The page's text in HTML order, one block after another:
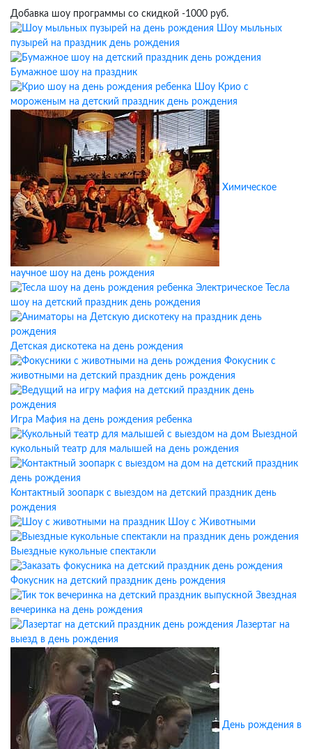
Добавка шоу программы со скидкой -1000 руб.
Шоу мыльных
пузырей на праздник день рождения
Бумажное шоу на праздник
Шоу Крио с
мороженым на детский праздник день рождения
Химическое
научное шоу на день рождения
Электрическое Тесла
шоу на детский праздник день рождения
Детская дискотека на день рождения
Фокусник с
животными на детский праздник день рождения
Игра Мафия на день рождения ребенка
Выездной
кукольный театр для малышей на день рождения
Контактный зоопарк с выездом на детский праздник день
рождения
Шоу с Животными
Выездные кукольные спектакли
Фокусник на детский праздник день рождения
Звездная
вечеринка на день рождения
Лазертаг на
выезд в день рождения
День рождения в